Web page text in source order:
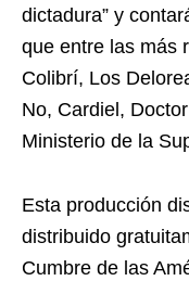
dictadura” y
que entre las más
Colibrí, Los
No, Cardiel,
Ministerio de la
Esta producción
distribuido
Cumbre de las